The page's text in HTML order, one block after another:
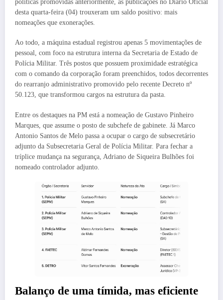
políticas promovidas anteriormente, as publicações no Diário Oficial
desta quarta-feira (04) trouxeram um saldo positivo: mais
nomeações que exonerações.
Ao todo, a máquina estadual registrou apenas 5 movimentações de
pessoal, com foco na estrutura interna da Secretaria de Estado de
Polícia Militar. Três postos que possuem proximidade estratégica
com o comando da corporação foram preenchidos, todos decorrentes
do rearranjo administrativo promovido pelo recente Decreto nº
50.123, que transformou cargos na estrutura da pasta.
Entre os destaques na PM está a nomeação de Gustavo Pinheiro
Marques, que assume o posto de subchefe de gabinete. Já Marco
Antonio Santos de Melo passa a ocupar o cargo de subsecretário
adjunto da Subsecretaria Geral de Polícia Militar. Para fechar a
tríplice mudança na segurança, Adriano de Siqueira Bulhões foi
nomeado controlador adjunto.
Balanço de uma tímida, mas eficiente